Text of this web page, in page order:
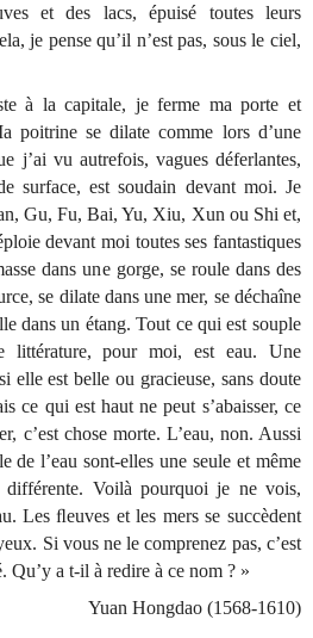
et des lacs, épuisé toutes leurs
je pense qu’il n’est pas, sous le ciel,
à la capitale, je ferme ma porte et
poitrine se dilate comme lors d’une
j’ai vu autrefois, vagues déferlantes,
surface, est soudain devant moi. Je
Gu, Fu, Bai, Yu, Xiu, Xun ou Shi et,
devant moi toutes ses fantastiques
dans une gorge, se roule dans des
se dilate dans une mer, se déchaîne
dans un étang. Tout ce qui est souple
littérature, pour moi, est eau. Une
elle est belle ou gracieuse, sans doute
ce qui est haut ne peut s’abaisser, ce
c’est chose morte. L’eau, non. Aussi
de l’eau sont-elles une seule et même
différente. Voilà pourquoi je ne vois,
Les ﬂeuves et les mers se succèdent
Si vous ne le comprenez pas, c’est
Qu’y a t-il à redire à ce nom ? »
Yuan Hongdao (1568-1610)